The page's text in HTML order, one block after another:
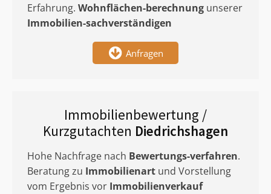
Erfahrung. Wohnflächen-berechnung unserer
Immobilien-sachverständigen
Anfragen
Immobilienbewertung /
Kurzgutachten Diedrichshagen
Hohe Nachfrage nach Bewertungs-verfahren.
Beratung zu Immobilienart und Vorstellung
vom Ergebnis vor Immobilienverkauf